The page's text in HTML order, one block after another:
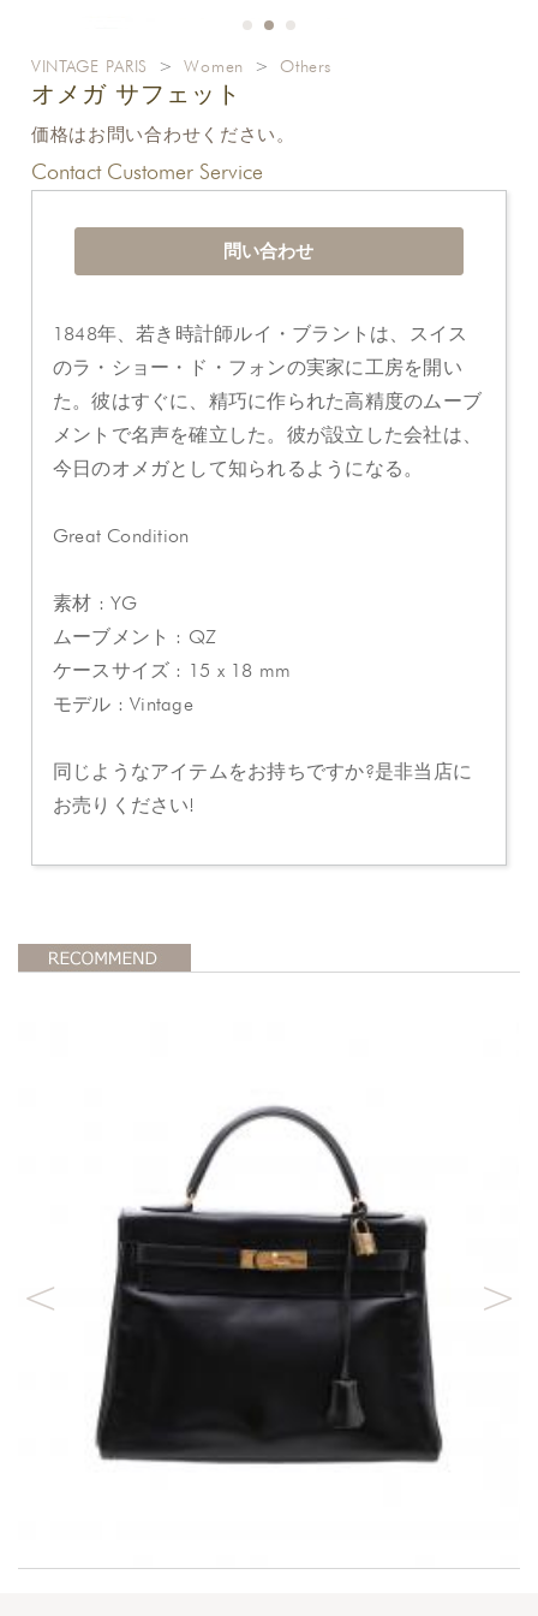
VINTAGE PARIS >Women > Others
オメガ サフェット
価格はお問い合わせください。
Contact Customer Service
問い合わせ
1848年、若き時計師ルイ・ブラントは、スイス
のラ・ショー・ド・フォンの実家に工房を開い
た。彼はすぐに、精巧に作られた高精度のムーブ
メントで名声を確立した。彼が設立した会社は、
今日のオメガとして知られるようになる。
Great Condition
素材 : YG
ムーブメント : QZ
ケースサイズ : 15 x 18 mm
モデル : Vintage
同じようなアイテムをお持ちですか?是非当店に
お売りください!